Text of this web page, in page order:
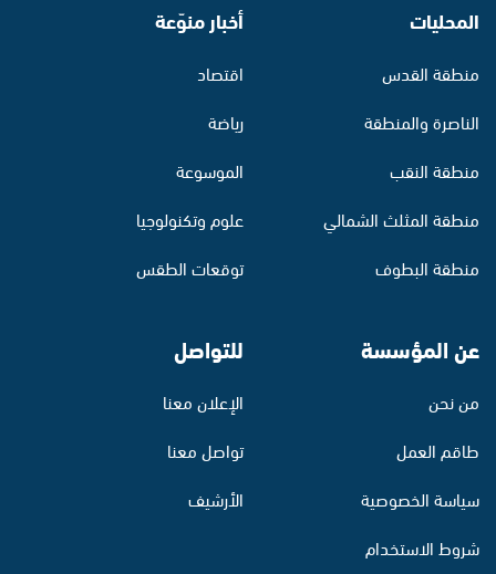
المحليات
منطقة القدس
الناصرة والمنطقة
منطقة النقب
منطقة المثلث الشمالي
منطقة البطوف
أخبار منوّعة
اقتصاد
رياضة
الموسوعة
علوم وتكنولوجيا
توقعات الطقس
عن المؤسسة
من نحن
طاقم العمل
سياسة الخصوصية
شروط الاستخدام
للتواصل
الإعلان معنا
تواصل معنا
الأرشيف